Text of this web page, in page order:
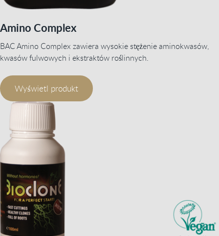
Amino Complex
BAC Amino Complex zawiera wysokie stężenie aminokwasów,
kwasów fulwowych i ekstraktów roślinnych.
Wyświetl produkt